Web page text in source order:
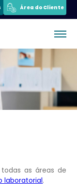
Área do Cliente
as áreas de
laboratorial.